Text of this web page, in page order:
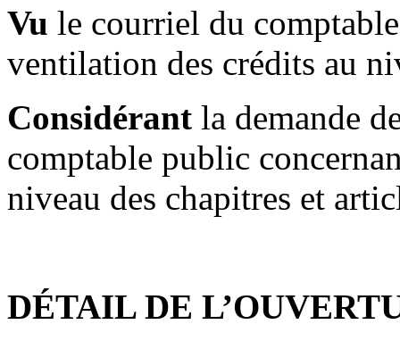
Vu le courriel du
ventilation des crédits au
Considérant la demande
comptable public
niveau des chapitres et
DÉTAIL DE